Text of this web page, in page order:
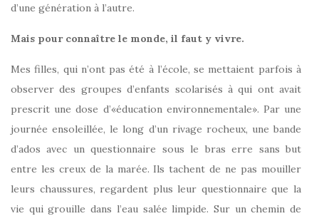
d’une génération à l’autre.
Mais pour connaître le monde, il faut y vivre.
Mes filles, qui n’ont pas été à l’école, se mettaient parfois à
observer des groupes d’enfants scolarisés à qui ont avait
prescrit une dose d’«éducation environnementale». Par une
journée ensoleillée, le long d’un rivage rocheux, une bande
d’ados avec un questionnaire sous le bras erre sans but
entre les creux de la marée. Ils tachent de ne pas mouiller
leurs chaussures, regardent plus leur questionnaire que la
vie qui grouille dans l’eau salée limpide. Sur un chemin de